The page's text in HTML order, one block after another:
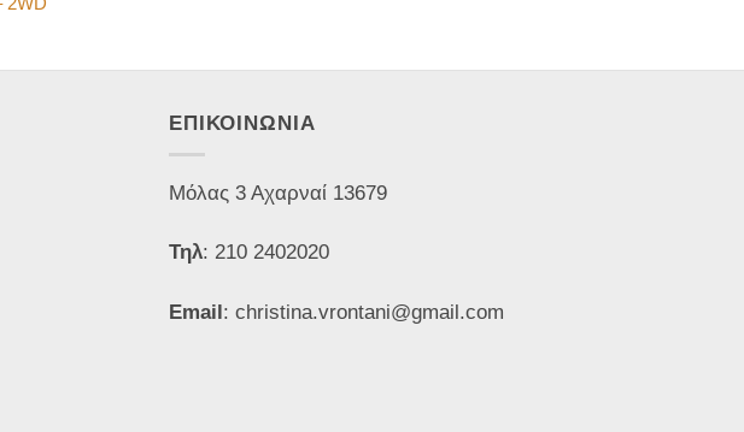
ΕΠΙΚΟΙΝΩΝΙΑ
Μόλας 3 Αχαρναί 13679
Τηλ: 210 2402020
Email: christina.vrontani@gmail.com